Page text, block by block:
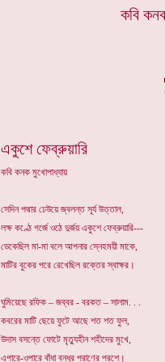
কবি
একুশে ফেব্রুয়ারি
কবি কনক মুখোপাধ্যায়
সেদিন পদ্মার ঢেউয়ে জ্বলন্ত সূর্য উত্তাল,
লক্ষ কণ্ঠে গর্জে ওঠে দুর্জয় একুশে ফেব্রুয়ারি---
ডেকেছিল মা-মা বলে আপনার স্নেহময়ী মাকে,
মাটির বুকের পরে রেখেছিল রক্তের স্বাক্ষর।
ঘুমিয়েছে রফিক – জব্বর - বরকত – সালাম. . .
কবরের মাটি ছেয়ে ফুটে আছে শত শত ফুল,
উদাস বসন্তে ফোটে মৃত্যুহীন শহীদের মুখে,
এপারে-ওপারে বাঁধা বন্ধুর প্রাণের পরশে।